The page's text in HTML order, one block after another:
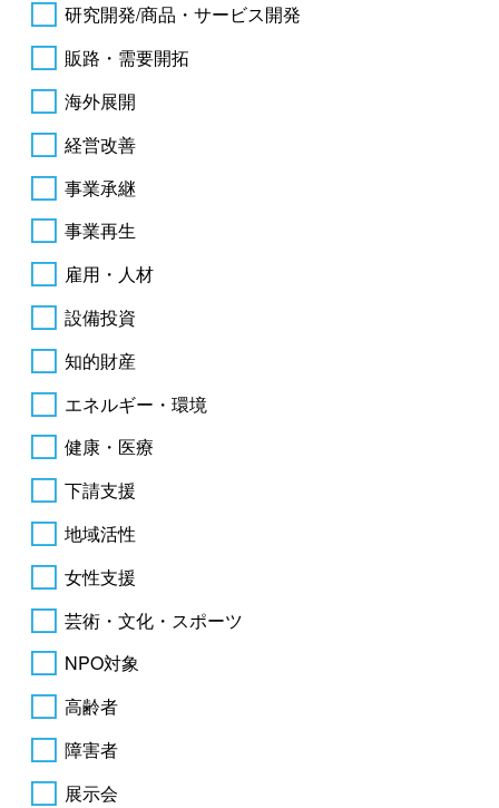
研究開発/商品・サービス開発
販路・需要開拓
海外展開
経営改善
事業承継
事業再生
雇用・人材
設備投資
知的財産
エネルギー・環境
健康・医療
下請支援
地域活性
女性支援
芸術・文化・スポーツ
NPO対象
高齢者
障害者
展示会